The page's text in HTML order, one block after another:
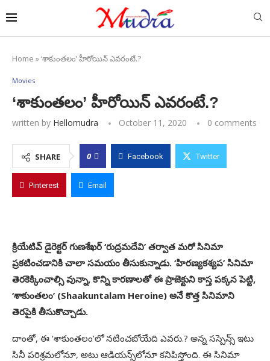
Home »‘శాకుంతలం’ హీరోయిన్‌ ఎవరంటే.?
Movies
‘శాకుంతలం’ హీరోయిన్‌ ఎవరంటే.?
written by Hellomudra October 11, 2020 0 comments
SHARE 0 Facebook Twitter
Pinterest Email
క్రియేటివ్‌ డైరెక్టర్‌ గుణశేఖర్‌ ‘రుద్రమదేవి’ తర్వాత మరో సినిమా
ప్రకటించడానికి చాలా సమయం తీసుకున్నాడు. ‘హిరణ్యకశ్యప’ సినిమా
తెరకెక్కించాల్సి వున్నా, కొన్ని కారణాలతో ఈ ప్రాజెక్టుని కాస్త పక్కన పెట్టి,
‘శాకుంతలం’ (Shaakuntalam Heroine) అనే కొత్త సినిమాని
తెరపైకి తీసుకొచ్చాడు.
దాంతో, ఈ ‘శాకుంతలం’లో నటించబోయేది ఎవరు.? అన్న సస్పెన్స్‌ ఇటు
సినీ పరిశ్రమలోనూ, అటు ఆడియన్స్‌లోనూ కనిపిస్తోంది. ఈ సినిమా